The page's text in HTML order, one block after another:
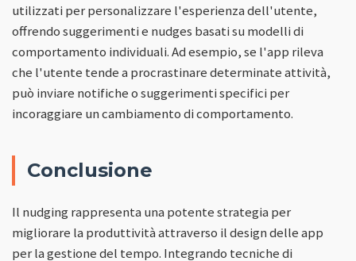
utilizzati per personalizzare l'esperienza dell'utente,
offrendo suggerimenti e nudges basati su modelli di
comportamento individuali. Ad esempio, se l'app rileva
che l'utente tende a procrastinare determinate attività,
può inviare notifiche o suggerimenti specifici per
incoraggiare un cambiamento di comportamento.
Conclusione
Il nudging rappresenta una potente strategia per
migliorare la produttività attraverso il design delle app
per la gestione del tempo. Integrando tecniche di